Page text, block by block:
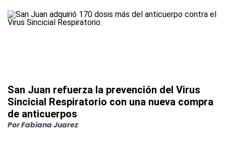
San Juan refuerza la prevención del Virus
Sincicial Respiratorio con una nueva compra
de anticuerpos
PorFabiana Juarez